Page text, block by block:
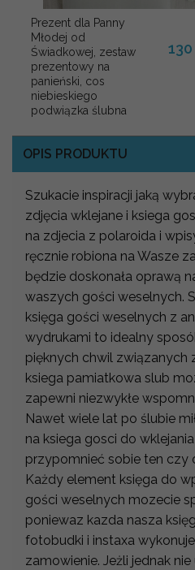
Prezent dla Panny
Młodej od
Świadkowej, zestaw
prezentowy na
panieński, cos
niebieskiego
podwiązka ślubna
OPIS PRODUKTU
Szukacie inspiracji jaką
zdjęcia wklejane i ksiega
na zdjecia z polaroida i
ręcznie robiona na Wasze
będzie doskonała oprawą
waszych gości weselnych.
księga gości weselnych z
wydrukami to idealny
pięknych chwil związanych
ksiega pamiatkowa slub
zapewni niezwykłe
Nawet wiele lat po ślubie
na ksiega gosci do
przypomnieć sobie ten czy
Każdy element księga do
gości weselnych mozecie
poniewaz kazda nasza
fotobudki i instaxa
zamowienie. Jeżli jednak